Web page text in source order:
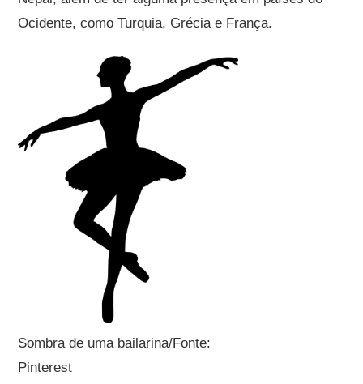
Ocidente, como Turquia, Grécia e França.
Sombra de uma bailarina/Fonte:
Pinterest